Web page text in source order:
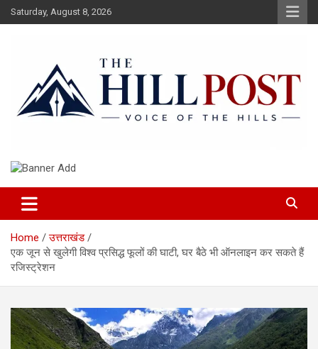
Skip
to
Saturday, August 8, 2026
The Hillpost
Home
उत्तराखंड
एक जून से खुलेगी विश्व प्रसिद्ध फूलों की घाटी, घर बैठे भी ऑनलाइन कर सकते हैं
रजिस्ट्रेशन